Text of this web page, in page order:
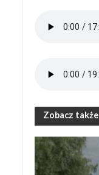
Zobacz także